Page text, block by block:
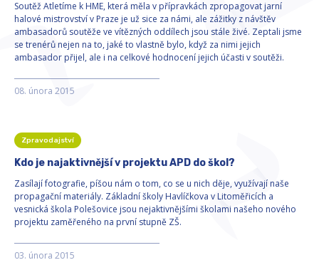
Soutěž Atletíme k HME, která měla v přípravkách zpropagovat jarní
halové mistrovství v Praze je už sice za námi, ale zážitky z návštěv
ambasadorů soutěže ve vítězných oddílech jsou stále živé. Zeptali jsme
se trenérů nejen na to, jaké to vlastně bylo, když za nimi jejich
ambasador přijel, ale i na celkové hodnocení jejich účasti v soutěži.
08. února 2015
Zpravodajství
Kdo je najaktivnější v projektu APD do škol?
Zasílají fotografie, píšou nám o tom, co se u nich děje, využívají naše
propagační materiály. Základní školy Havlíčkova v Litoměřicích a
vesnická škola Polešovice jsou nejaktivnějšími školami našeho nového
projektu zaměřeného na první stupně ZŠ.
03. února 2015